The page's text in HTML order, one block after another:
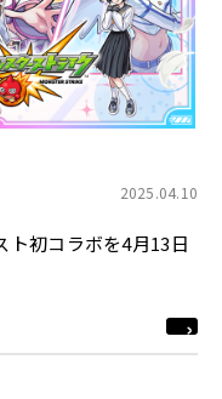
2025.04.10
初コラボを4月13日